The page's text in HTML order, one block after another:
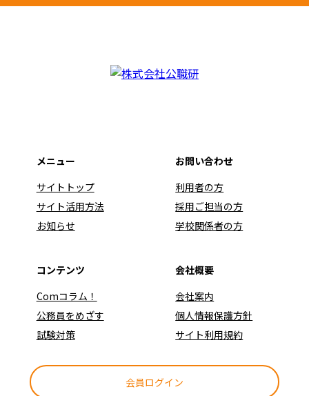
メニュー
サイトトップ
サイト活用方法
お知らせ
お問い合わせ
利用者の方
採用ご担当の方
学校関係者の方
コンテンツ
Comコラム！
公務員をめざす
試験対策
会社概要
会社案内
個人情報保護方針
サイト利用規約
会員ログイン